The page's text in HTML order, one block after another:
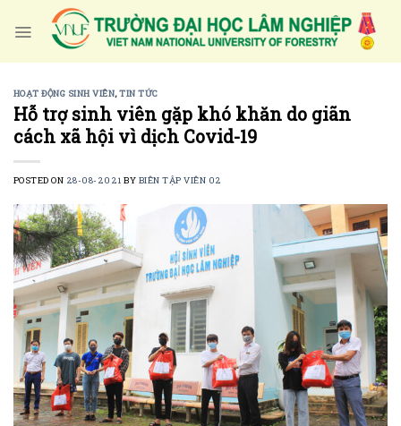
HOẠT ĐỘNG SINH VIÊN,TIN TỨC
Hỗ trợ sinh viên gặp khó khăn do giãn
cách xã hội vì dịch Covid-19
POSTED ON 28-08-2021 BY BIÊN TẬP VIÊN 02